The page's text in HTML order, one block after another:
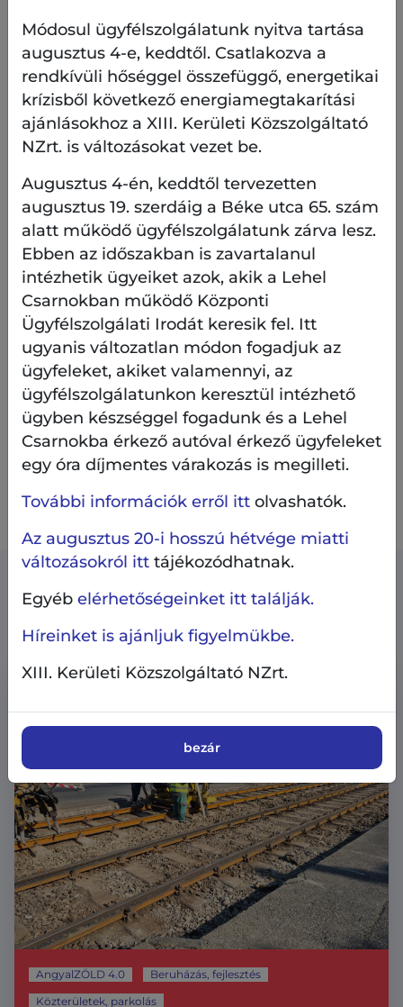
kiadási feltételek módosítása
Akcióterület – Kerékpáros és alternatív
mikromobilitási közlekedési eszközök
infrastruktúrájának fejlesztése
Akcióterület – Az utcák humanizálása és
zöldítése
Észrevételeiket január 26-ig várjuk.
Mondja el Ön is véleményét!
A z Újlipótvárosi Mobilitási Terv 2.0 tervezett
irányait Ön is megismerheti. A dokumentumot a
stratégiatársadalmi véleményeztetésének oldalán
érik el,és ezen a felületen keresztül el is küldhetik
észrevételeiket, véleményüket.
Amennyiben észrevétele, kérdése van,itt
Kapcsolódó tartalmak
AngyalZÖLD 4.0
Beruházás, fejlesztés
Közterületek, parkolás
Módosul ügyfélszolgálatunk nyitva tartása
augusztus 4-e, keddtől. Csatlakozva a
rendkívüli hőséggel összefüggő, energetikai
krízisből következő energiamegtakarítási
ajánlásokhoz a XIII. Kerületi Közszolgáltató
NZrt. is változásokat vezet be.
Augusztus 4-én, keddtől tervezetten
augusztus 19. szerdáig a Béke utca 65. szám
alatt működő ügyfélszolgálatunk zárva lesz.
Ebben az időszakban is zavartalanul
intézhetik ügyeiket azok, akik a Lehel
Csarnokban működő Központi
Ügyfélszolgálati Irodát keresik fel. Itt
ugyanis változatlan módon fogadjuk az
ügyfeleket, akiket valamennyi, az
ügyfélszolgálatunkon keresztül intézhető
ügyben készséggel fogadunk és a Lehel
Csarnokba érkező autóval érkező ügyfeleket
egy óra díjmentes várakozás is megilleti.
További információk erről ittolvashatók.
Az augusztus 20-i hosszú hétvége miatti
változásokról itttájékozódhatnak.
Egyéb elérhetőségeinket itt találják.
Híreinket is ajánljuk figyelmükbe.
XIII. Kerületi Közszolgáltató NZrt.
bezár